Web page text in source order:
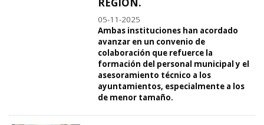
05-11-2025
Ambas instituciones han acordado
avanzar en un convenio de
colaboración que refuerce la
formación del personal municipal y el
asesoramiento técnico a los
ayuntamientos, especialmente a los
de menor tamaño.